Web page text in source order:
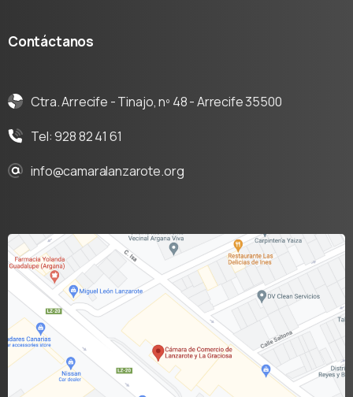
Contáctanos
Ctra. Arrecife - Tinajo, nº 48 - Arrecife 35500
Tel: 928 82 41 61
info@camaralanzarote.org